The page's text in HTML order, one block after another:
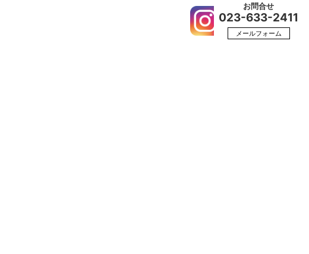
お問合せ
023-633-2411
メールフォーム